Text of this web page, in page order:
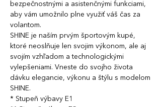
bezpečnostnými a asistenčnými funkciami,
aby vám umožnilo plne využiť váš čas za
volantom.
SHINE je naším prvým športovým kupé,
ktoré neoslňuje len svojim výkonom, ale aj
svojím vzhľadom a technologickými
vylepšeniami. Vneste do svojho života
dávku elegancie, výkonu a štýlu s modelom
SHINE.
* Stupeň výbavy E1